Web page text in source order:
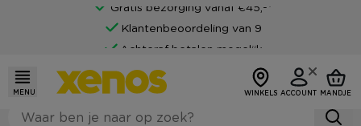
Gratis bezorging vanaf €45,-*
Klantenbeoordeling van 9
Achteraf betalen mogelijk
MENU WINKELS ACCOUNT MANDJE